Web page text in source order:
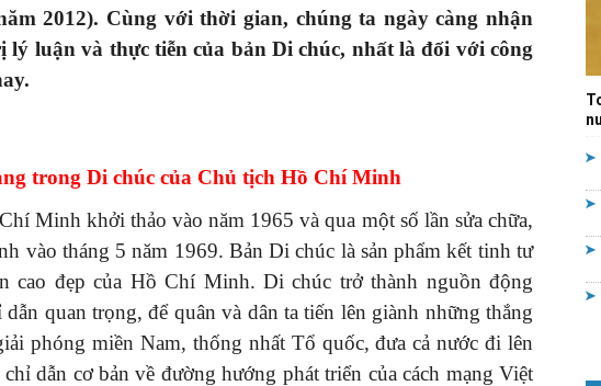
Quản
lý
nhà
2012). Cùng với thời gian, chúng ta ngày càng nhận
lý luận và thực tiễn của bản Di chúc, nhất là đối với công
trong Di chúc của Chủ tịch Hồ Chí Minh
Minh khởi thảo vào năm 1965 và qua một số lần sửa chữa,
vào tháng 5 năm 1969. Bản Di chúc là sản phẩm kết tinh tư
cao đẹp của Hồ Chí Minh. Di chúc trở thành nguồn động
quan trọng, để quân và dân ta tiến lên giành những thắng
phóng miền Nam, thống nhất Tổ quốc, đưa cả nước đi lên
dẫn cơ bản về đường hướng phát triển của cách mạng Việt